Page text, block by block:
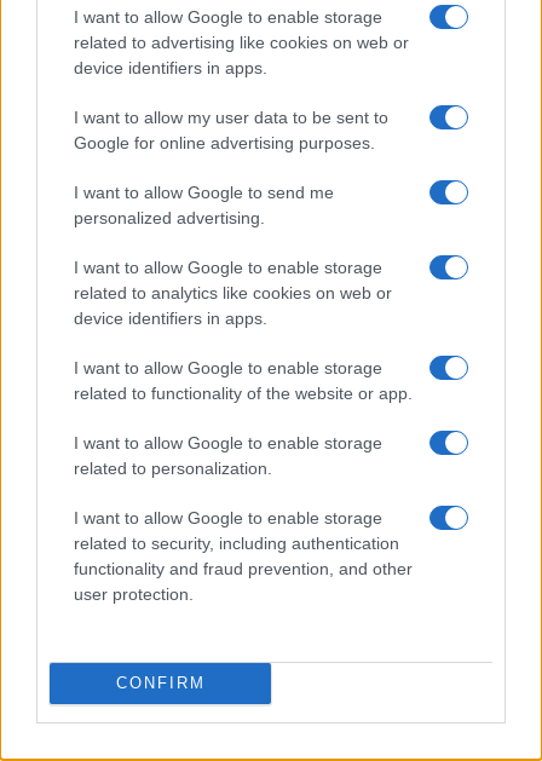
I want to allow Google to enable storage
related to advertising like cookies on web or
device identifiers in apps.
I want to allow my user data to be sent to
Google for online advertising purposes.
I want to allow Google to send me
personalized advertising.
I want to allow Google to enable storage
related to analytics like cookies on web or
device identifiers in apps.
I want to allow Google to enable storage
related to functionality of the website or app.
I want to allow Google to enable storage
related to personalization.
I want to allow Google to enable storage
related to security, including authentication
functionality and fraud prevention, and other
user protection.
CONFIRM
profughi vietnamiti
Cristian Castiglioni · 7 Ago 2026
La trasformazione di Argos: strategie per attrarre nuovi
acquirenti
Speed Friending in English: l’evento per fare amicizie
genuine a Verona
Boat People: la missione italiana che salvò centinaia di
profughi vietnamiti
Dalla TV tradizionale alle piattaforme online:
l’evoluzione dell’intrattenimento
ResQ e l’impegno per una nuova nave di soccorso nel
Mediterraneo